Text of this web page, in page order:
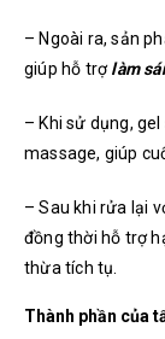
– Ngoài ra, sản
giúp hỗ trợlàm
– Khi sử dụng,
massage, giúp
– Sau khi rửa lại
đồng thời hỗ trợ
thừa tích tụ.
Thành phần của